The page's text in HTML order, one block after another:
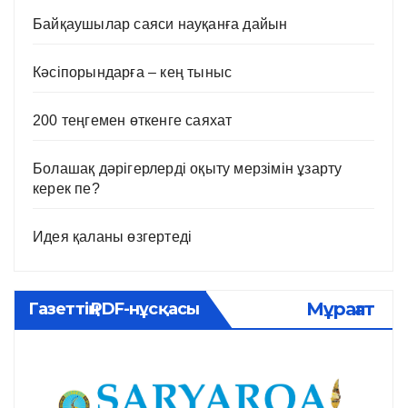
Байқаушылар саяси науқанға дайын
Кәсіпорындарға – кең тыныс
200 теңгемен өткенге саяхат
Болашақ дәрігерлерді оқыту мерзімін ұзарту
керек пе?
Идея қаланы өзгертеді
Газеттің PDF-нұсқасы Мұрағат